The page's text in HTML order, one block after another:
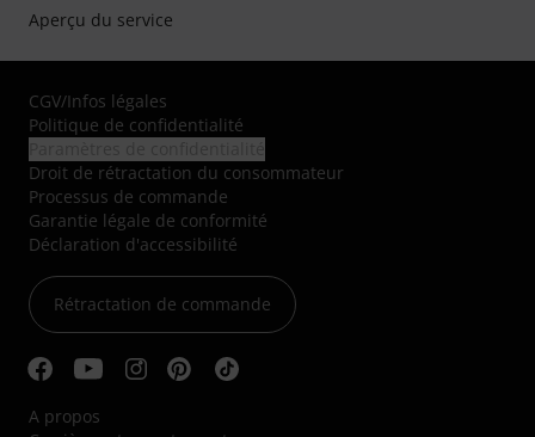
Aperçu du service
CGV/Infos légales
Politique de confidentialité
Droit de rétractation du consommateur
Processus de commande
Garantie légale de conformité
Déclaration d'accessibilité
Rétractation de commande
A propos